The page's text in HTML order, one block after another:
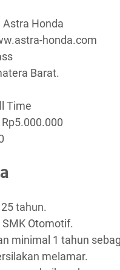
Astra Honda
honda.com
Barat.
Time
5.000.000
tahun.
Otomotif.
minimal 1 tahun
melamar.